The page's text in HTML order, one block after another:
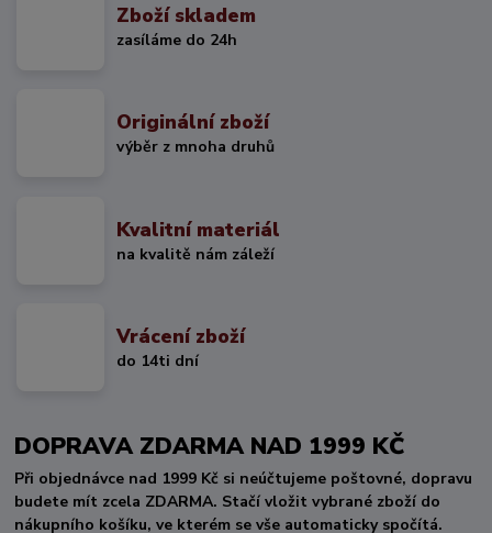
Zboží skladem
zasíláme do 24h
Originální zboží
výběr z mnoha druhů
Kvalitní materiál
na kvalitě nám záleží
Vrácení zboží
do 14ti dní
DOPRAVA ZDARMA NAD 1999 KČ
Při objednávce nad 1999 Kč si neúčtujeme poštovné, dopravu
budete mít zcela ZDARMA. Stačí vložit vybrané zboží do
nákupního košíku, ve kterém se vše automaticky spočítá.